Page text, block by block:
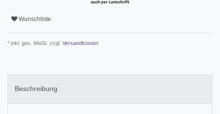
Wunschliste
* inkl. ges. MwSt. zzgl. Versandkosten
Beschreibung